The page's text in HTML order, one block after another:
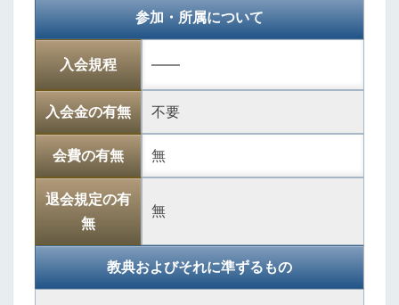
参加・所属について
入会規程 ――
入会金の有無 不要
会費の有無 無
退会規定の有
無
無
教典およびそれに準ずるもの